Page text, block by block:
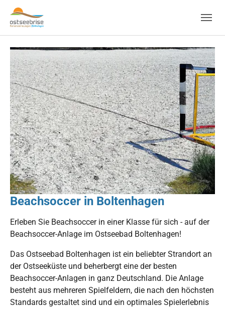
Skip to main navigation
Zum Hauptinhalt springen
Skip to page footer
Beachsoccer in Boltenhagen
Erleben Sie Beachsoccer in einer Klasse für sich - auf der
Beachsoccer-Anlage im Ostseebad Boltenhagen!
Das Ostseebad Boltenhagen ist ein beliebter Strandort an
der Ostseeküste und beherbergt eine der besten
Beachsoccer-Anlagen in ganz Deutschland. Die Anlage
besteht aus mehreren Spielfeldern, die nach den höchsten
Standards gestaltet sind und ein optimales Spielerlebnis